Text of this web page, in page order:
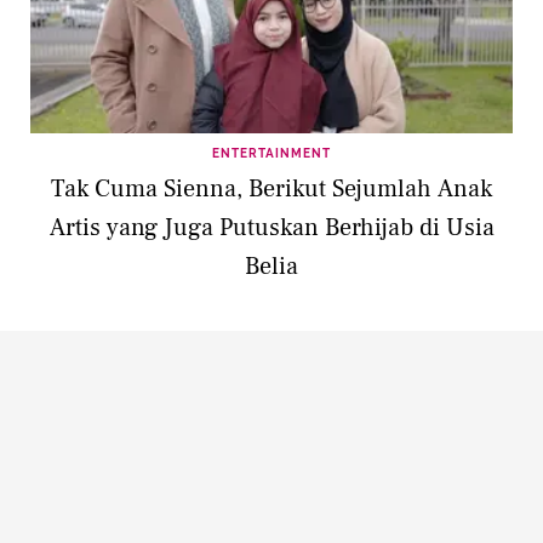
ENTERTAINMENT
Tak Cuma Sienna, Berikut Sejumlah Anak
Artis yang Juga Putuskan Berhijab di Usia
Belia